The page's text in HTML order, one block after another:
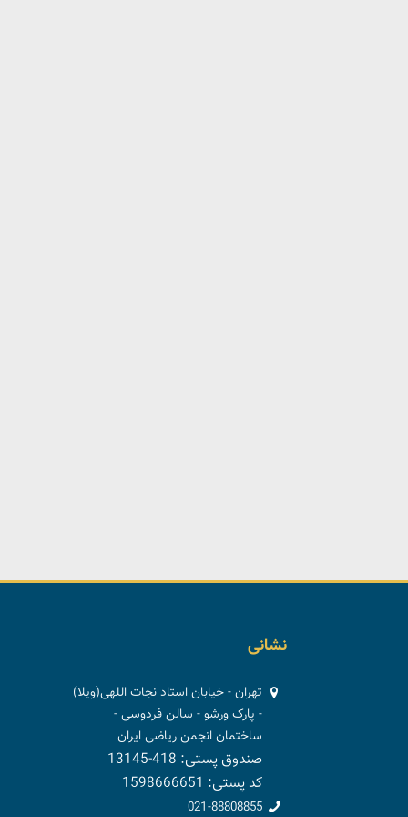
نشانی
تهران - خیابان استاد نجات اللهی(ویلا)
- پارک ورشو - سالن فردوسی -
ساختمان انجمن ریاضی ایران
صندوق پستی: 418-13145
کد پستی: 1598666651
021-88808855